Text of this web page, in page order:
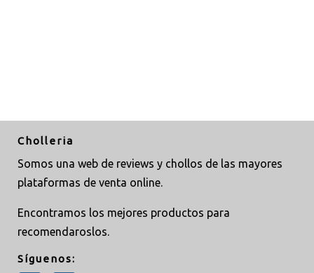
Cholleria
Somos una web de reviews y chollos de las mayores
plataformas de venta online.
Encontramos los mejores productos para
recomendaroslos.
Síguenos: